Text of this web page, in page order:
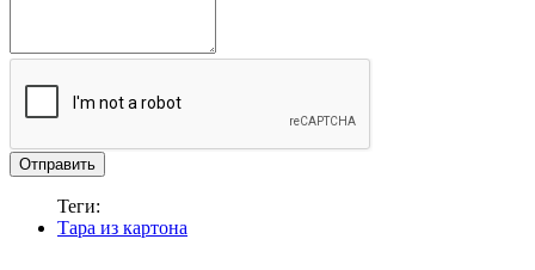
Отправить
Теги:
Тара из картона